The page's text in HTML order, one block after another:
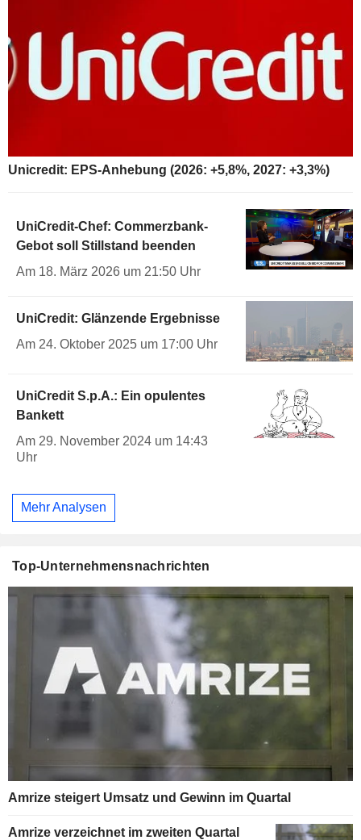
Unicredit: EPS-Anhebung (2026: +5,8%, 2027: +3,3%)
UniCredit-Chef: Commerzbank-
Gebot soll Stillstand beenden
Am 18. März 2026 um 21:50 Uhr
UniCredit: Glänzende Ergebnisse
Am 24. Oktober 2025 um 17:00 Uhr
UniCredit S.p.A.: Ein opulentes
Bankett
Am 29. November 2024 um 14:43
Uhr
Mehr Analysen
Top-Unternehmensnachrichten
Amrize steigert Umsatz und Gewinn im Quartal
Amrize verzeichnet im zweiten Quartal